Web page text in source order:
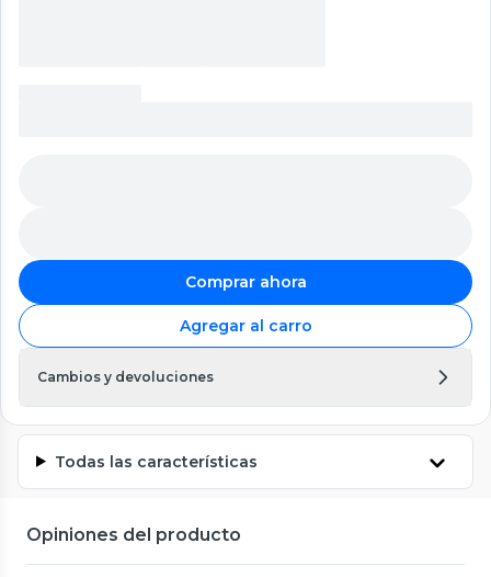
Comprar ahora
Agregar al carro
Cambios y devoluciones
Todas las características
Opiniones del producto